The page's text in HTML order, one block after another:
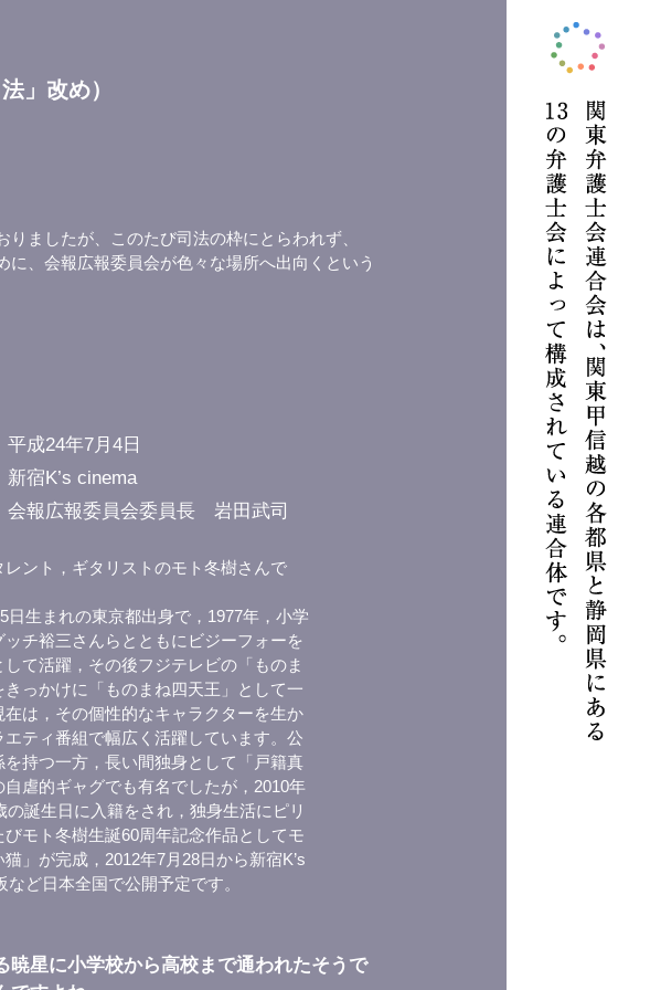
」改め）
ましたが、このたび司法の枠にとらわれず、
、会報広報委員会が色々な場所へ出向くという
平成24年7月4日
新宿K’s cinema
会報広報委員会委員長 岩田武司
ント，ギタリストのモト冬樹さんで
生まれの東京都出身で，1977年，小学
チ裕三さんらとともにビジーフォーを
て活躍，その後フジテレビの「ものま
っかけに「ものまね四天王」として一
は，その個性的なキャラクターを生か
ティ番組で幅広く活躍しています。公
持つ一方，長い間独身として「戸籍真
虐的ギャグでも有名でしたが，2010年
誕生日に入籍をされ，独身生活にピリ
モト冬樹生誕60周年記念作品としてモ
」が完成，2012年7月28日から新宿K’s
ど日本全国で公開予定です。
暁星に小学校から高校まで通われたそうで